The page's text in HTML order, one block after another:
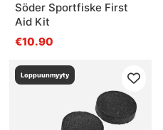
Söder Sportfiske First
Aid Kit
€10.90
Loppuunmyyty